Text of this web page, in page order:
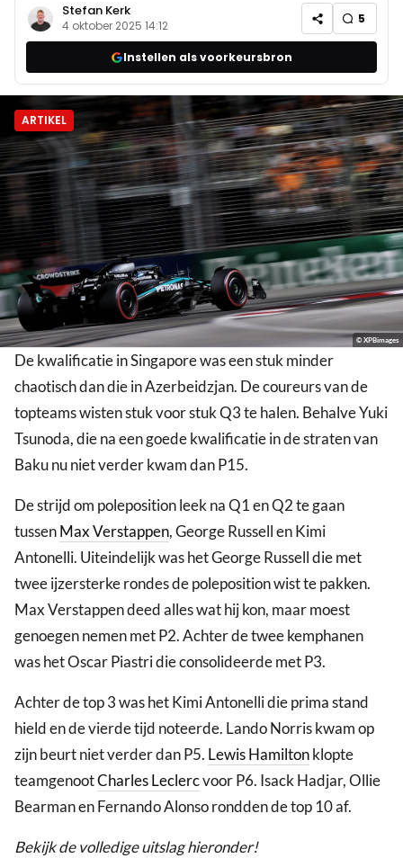
Stefan Kerk
4 oktober 2025 14:12 5
Instellen als voorkeursbron
ARTIKEL
© XPBimages
De kwalificatie in Singapore was een stuk minder
chaotisch dan die in Azerbeidzjan. De coureurs van de
topteams wisten stuk voor stuk Q3 te halen. Behalve Yuki
Tsunoda, die na een goede kwalificatie in de straten van
Baku nu niet verder kwam dan P15.
De strijd om poleposition leek na Q1 en Q2 te gaan
tussenMax Verstappen, George Russell en Kimi
Antonelli. Uiteindelijk was het George Russell die met
twee ijzersterke rondes de poleposition wist te pakken.
Max Verstappen deed alles wat hij kon, maar moest
genoegen nemen met P2. Achter de twee kemphanen
was het Oscar Piastri die consolideerde met P3.
Achter de top 3 was het Kimi Antonelli die prima stand
hield en de vierde tijd noteerde. Lando Norris kwam op
zijn beurt niet verder dan P5. Lewis Hamiltonklopte
teamgenootCharles Leclercvoor P6. Isack Hadjar, Ollie
Bearman en Fernando Alonso rondden de top 10 af.
Bekijk de volledige uitslag hieronder!